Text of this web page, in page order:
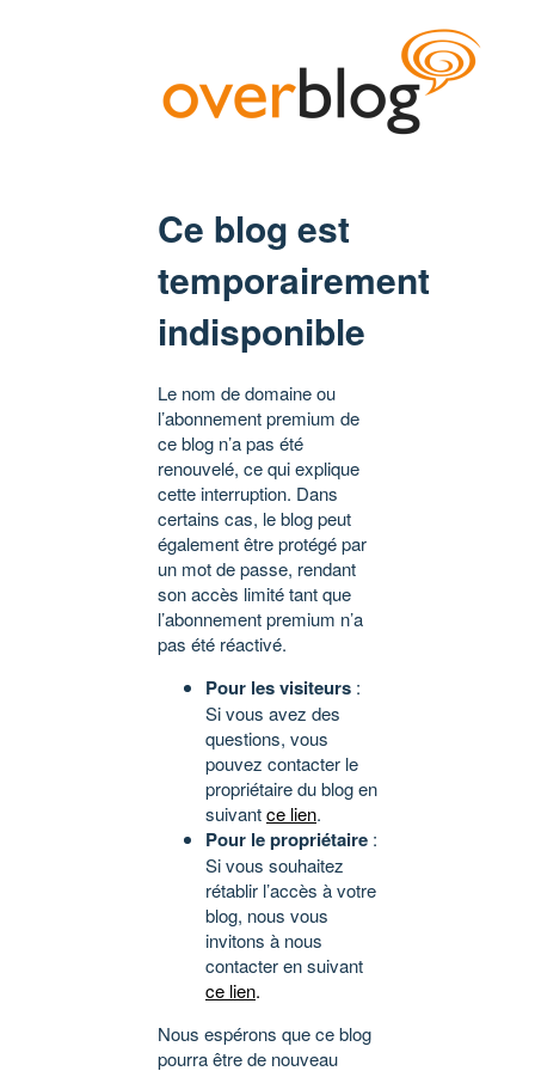
Ce blog est
temporairement
indisponible
Le nom de domaine ou
l’abonnement premium de
ce blog n’a pas été
renouvelé, ce qui explique
cette interruption. Dans
certains cas, le blog peut
également être protégé par
un mot de passe, rendant
son accès limité tant que
l’abonnement premium n’a
pas été réactivé.
Pour les visiteurs :
Si vous avez des
questions, vous
pouvez contacter le
propriétaire du blog en
suivantce lien.
Pour le propriétaire :
Si vous souhaitez
rétablir l’accès à votre
blog, nous vous
invitons à nous
contacter en suivant
ce lien.
Nous espérons que ce blog
pourra être de nouveau